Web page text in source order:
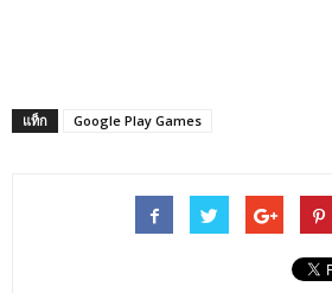
แท็ก Google Play Games